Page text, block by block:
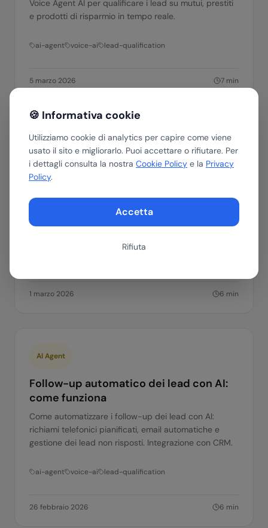
🍪 Informativa cookie
Utilizziamo cookie di analytics per capire come viene
usato il sito e migliorarlo. Puoi accettare o rifiutare. Per
i dettagli consulta la nostra Cookie Policy e la Privacy
Policy.
Accetta
Rifiuta
Voice Agent AI per qualificare i lead su mutui, prestiti
e prodotti di risparmio in tempo reale.
ai-agent voice-ai lead-qualification
5 marzo 2026 7 min
AI Agent
Quanto costa un lead non qualificato
immediatamente?
Il costo reale di un lead non qualificato in tempo reale:
dispersione, tasso di risposta, costo per acquisizione
e impatto sul ROI commerciale. Numeri e calcoli
1 marzo 2026 6 min
AI Agent
Follow-up automatico dei lead con AI:
come funziona
Come automatizzare i follow-up dei lead con AI:
richiami telefonici pianificati, email automatiche e
gestione dei lead non risposti. Integrazione con CRM.
ai-agent voice-ai lead-qualification
26 febbraio 2026 6 min